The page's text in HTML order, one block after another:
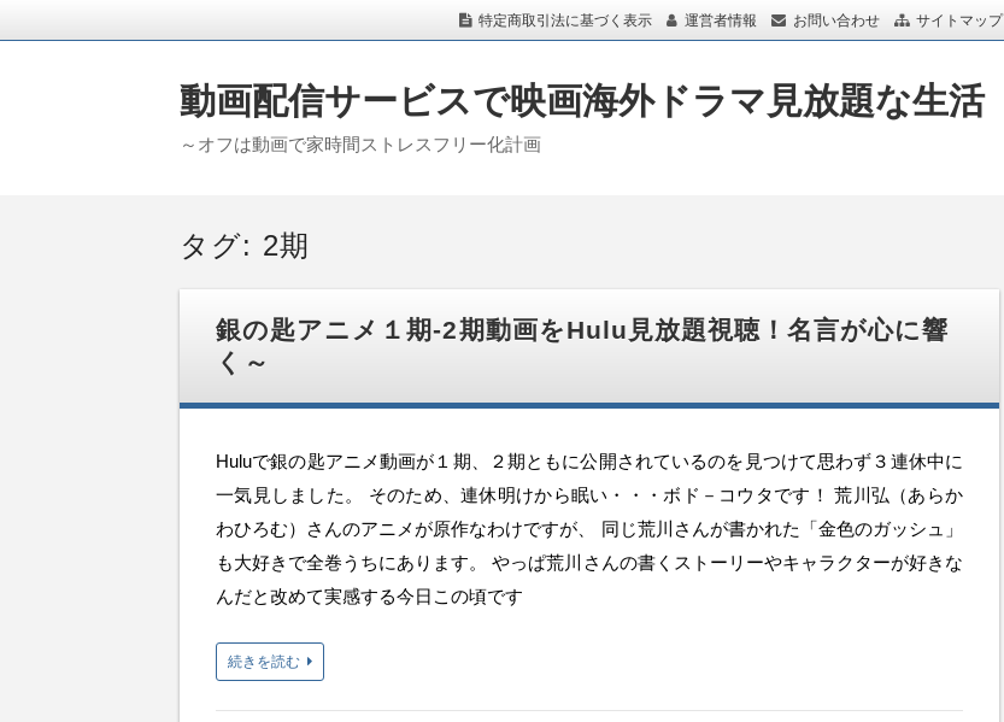
特定商取引法に基づく表示 運営者情報 お問い合わせ サイトマップ
動画配信サービスで映画海外ドラマ見放題な生活
～オフは動画で家時間ストレスフリー化計画
タグ: 2期
銀の匙アニメ１期-2期動画をHulu見放題視聴！名言が心に響
く～
Huluで銀の匙アニメ動画が１期、２期ともに公開されているのを見つけて思わず３連休中に
一気見しました。 そのため、連休明けから眠い・・・ボド－コウタです！ 荒川弘（あらか
わひろむ）さんのアニメが原作なわけですが、 同じ荒川さんが書かれた「金色のガッシュ」
も大好きで全巻うちにあります。 やっぱ荒川さんの書くストーリーやキャラクターが好きな
んだと改めて実感する今日この頃です
続きを読む